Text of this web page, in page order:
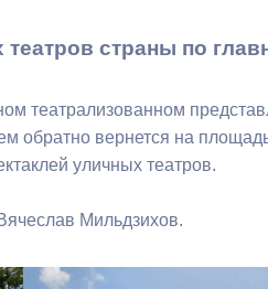
страны по
театрализованном
обратно вернется на
уличных театров.
Мильдзихов.